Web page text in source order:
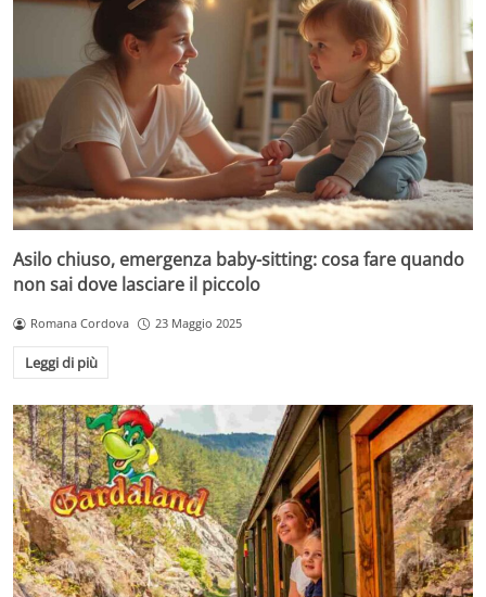
Asilo chiuso, emergenza baby-sitting: cosa fare quando
non sai dove lasciare il piccolo
Romana Cordova 23 Maggio 2025
Leggi di più